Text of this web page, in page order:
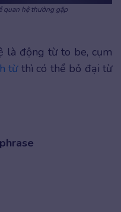
quan hệ thường gặp
là động từ to be, cụm
từthì có thể bỏ đại từ